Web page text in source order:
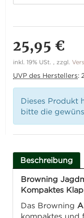
25,95 €
inkl. 19% USt. , zzgl.
UVP des Herstellers:
Dieses Produkt
bitte die
Beschreibung
Browning
Kompaktes
Das Browning
kompaktes und